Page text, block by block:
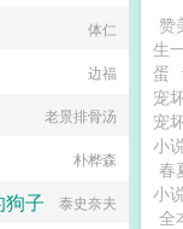
赞
生
蛋
宠
宠
小
春
小
全
一直在减肥的胖哥
体仁
边福
老景排骨汤
朴桦森
子 泰史奈夫